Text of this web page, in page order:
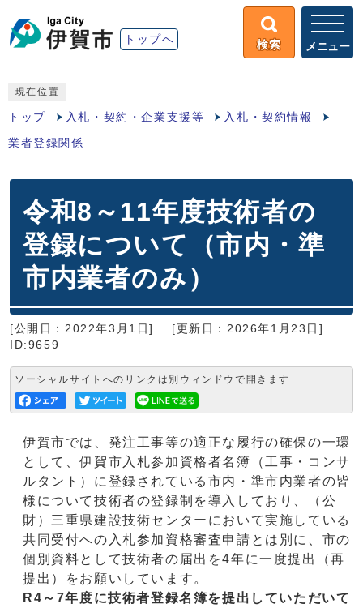
トップへ 検索 メニュー
現在位置
トップ 入札・契約・企業支援等 入札・契約情報
業者登録関係
令和8～11年度技術者の
登録について（市内・準
市内業者のみ）
[公開日：2022年3月1日]
[更新日：2026年1月23日]
ID:9659
ソーシャルサイトへのリンクは別ウィンドウで開きます
伊賀市では、発注工事等の適正な履行の確保の一環
として、伊賀市入札参加資格者名簿（工事・コンサ
ルタント）に登録されている市内・準市内業者の皆
様について技術者の登録制を導入しており、（公
財）三重県建設技術センターにおいて実施している
共同受付への入札参加資格審査申請とは別に、市の
個別資料として技術者の届出を4年に一度提出（再
提出）をお願いしています。
R4～7年度に技術者登録名簿を提出していただいて